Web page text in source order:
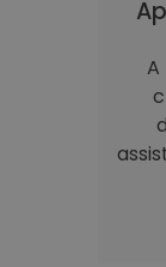
A